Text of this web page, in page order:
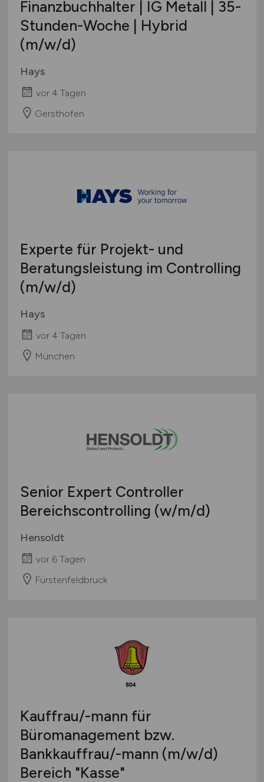
Europa
International
Finanzbuchhalter | IG Metall | 35-
Stunden-Woche | Hybrid
(m/w/d)
Hays
vor 4 Tagen
Gersthofen
Experte für Projekt- und
Beratungsleistung im Controlling
(m/w/d)
Hays
vor 4 Tagen
München
Senior Expert Controller
Bereichscontrolling (w/m/d)
Hensoldt
vor 6 Tagen
Fürstenfeldbruck
Kauffrau/-mann für
Büromanagement bzw.
Bankkauffrau/-mann (m/w/d)
Bereich "Kasse"